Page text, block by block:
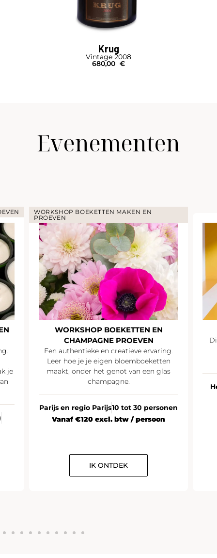
Krug
Vintage 2008
680,00 €
Evenementen
je
WORKSHOP BOEKETTEN MAKEN EN
PROEVEN
WORKSHOP BOEKETTEN EN
CHAMPAGNE PROEVEN
Een authentieke en creatieve ervaring.
Leer hoe je je eigen bloemboeketten
maakt, onder het genot van een glas
champagne.
Parijs en regio Parijs10 tot 30 personen
Vanaf €120 excl. btw / persoon
IK ONTDEK